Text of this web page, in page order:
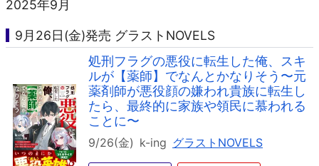
2025年9月
9月26日(金)発売 グラストNOVELS
処刑フラグの悪役に転生した俺、スキ
ルが【薬師】でなんとかなりそう〜元
薬剤師が悪役顔の嫌われ貴族に転生し
たら、最終的に家族や領民に慕われる
ことに〜
9/26(金) k-ing グラストNOVELS